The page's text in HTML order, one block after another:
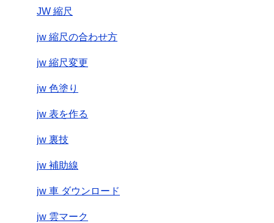
JW 縮尺
jw 縮尺の合わせ方
jw 縮尺変更
jw 色塗り
jw 表を作る
jw 裏技
jw 補助線
jw 車 ダウンロード
jw 雲マーク